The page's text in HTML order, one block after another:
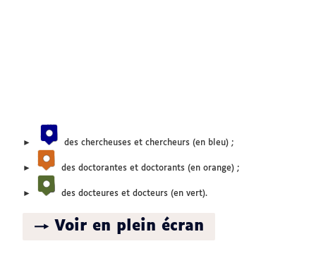
► des chercheuses et chercheurs (en bleu) ;
► des doctorantes et doctorants (en orange) ;
► des docteures et docteurs (en vert).
→ Voir en plein écran